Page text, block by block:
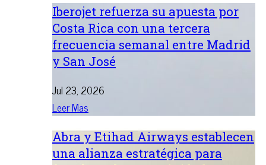
Iberojet refuerza su apuesta por
Costa Rica con una tercera
frecuencia semanal entre Madrid
y San José
Jul 23, 2026
Leer Mas
Abra y Etihad Airways establecen
una alianza estratégica para